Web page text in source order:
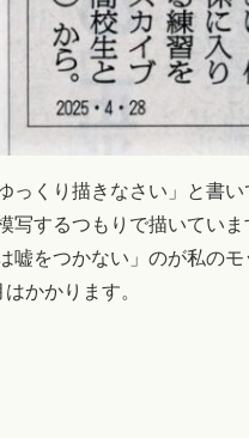
っくり描きなさい」と書
写するつもりで描いてい
嘘をつかない」のが私の
かかります。